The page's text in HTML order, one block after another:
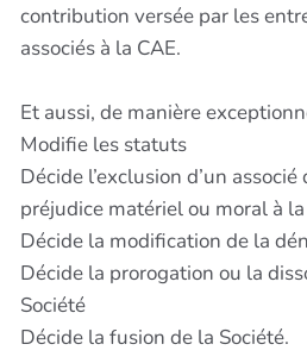
contribution versée par les
associés à la CAE.
Et aussi, de manière
Modifie les statuts
Décide l’exclusion d’un
préjudice matériel ou moral à
Décide la modification de la
Décide la prorogation ou la
Société
Décide la fusion de la Société.